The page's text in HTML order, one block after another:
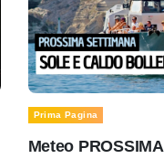
Prima Pagina
Meteo PROSSIMA